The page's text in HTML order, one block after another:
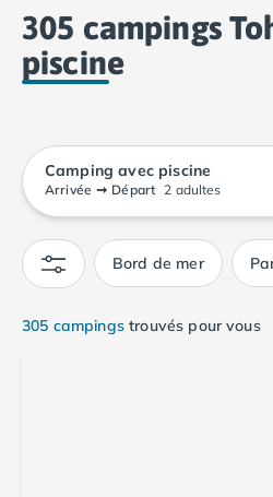
Camping Soulac sur Mer
Camping Vendays-Montalivet
Camping Les Landes
Camping Hossegor
Camping Messanges
Camping Moliets et Maa
Camping Sanguinet
Camping Seignosse
Camping Vieux Boucau les
Camping Pyrénées Atlantiques
305 campings
piscine
Camping avec piscine
Arrivée ➞ Départ 2 adultes
Bord de mer
305 campingstrouvés pour vous